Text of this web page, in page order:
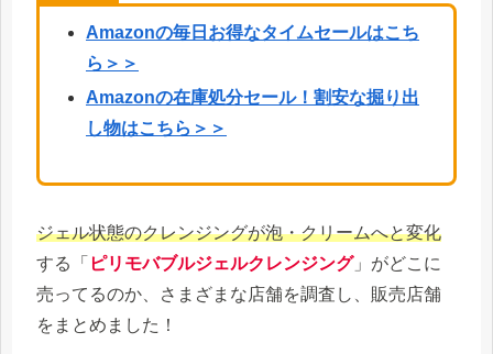
Amazonの毎日お得なタイムセールはこち
ら＞＞
Amazonの在庫処分セール！割安な掘り出
し物はこちら＞＞
ジェル状態のクレンジングが泡・クリームへと変化
する「 ピリモバブルジェルクレンジング」がどこに
売ってるのか、さまざまな店舗を調査し、販売店舗
をまとめました！